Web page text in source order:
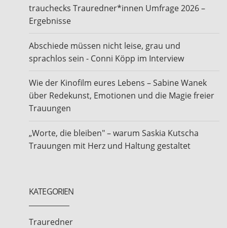
trauchecks Trauredner*innen Umfrage 2026 –
Ergebnisse
Abschiede müssen nicht leise, grau und
sprachlos sein - Conni Köpp im Interview
Wie der Kinofilm eures Lebens – Sabine Wanek
über Redekunst, Emotionen und die Magie freier
Trauungen
„Worte, die bleiben" – warum Saskia Kutscha
Trauungen mit Herz und Haltung gestaltet
KATEGORIEN
Trauredner